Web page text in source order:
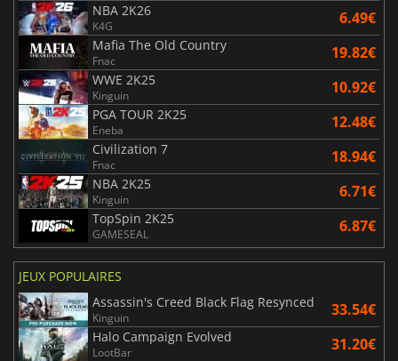
NBA 2K26
K4G 6.49€
Mafia The Old Country
Fnac 19.82€
WWE 2K25
Kinguin 10.92€
PGA TOUR 2K25
Eneba 12.48€
Civilization 7
Fnac 18.94€
NBA 2K25
Kinguin 6.71€
TopSpin 2K25
GAMESEAL 6.87€
JEUX POPULAIRES
Assassin's Creed Black Flag Resynced
Kinguin 33.54€
Halo Campaign Evolved
LootBar 31.20€